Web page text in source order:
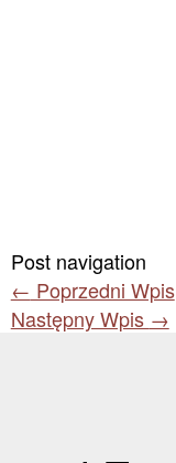
Post navigation
← Poprzedni Wpis
Następny Wpis →